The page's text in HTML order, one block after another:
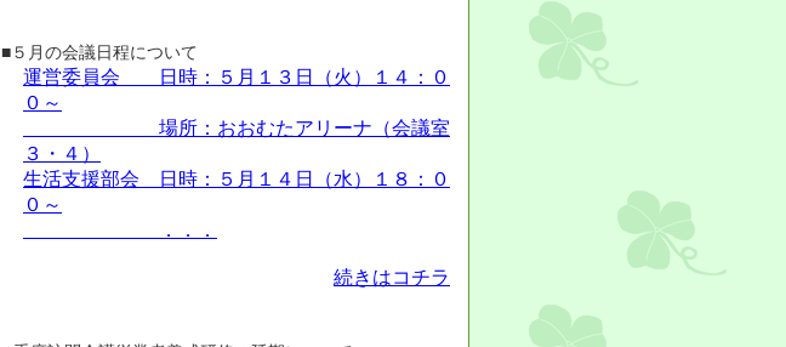
■５月の会議日程について
運営委員会 日時：５月１３日（火）１４：０
０～
場所：おおむたアリーナ（会議室
３・４）
生活支援部会 日時：５月１４日（水）１８：０
０～
．．．
続きはコチラ